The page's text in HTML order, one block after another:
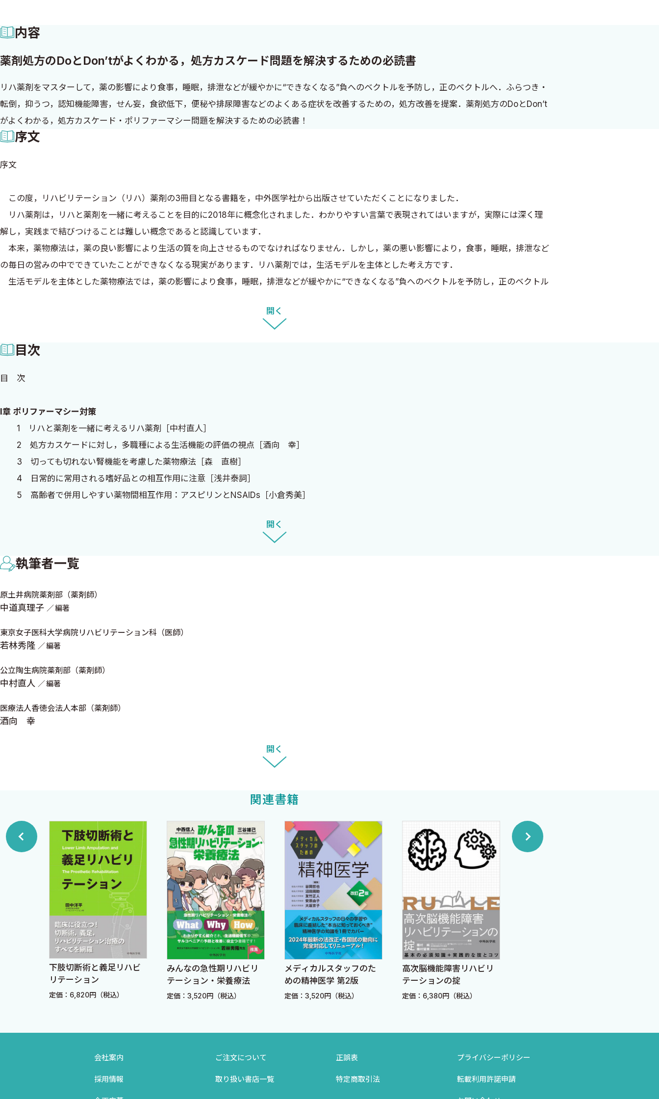
内容
薬剤処方のDoとDon’tがよくわかる，処方カスケード問題を解決するための必読書
リハ薬剤をマスターして，薬の影響により食事，睡眠，排泄などが緩やかに“できなくなる”負へのベクトルを予防し，正のベクトルへ．ふらつき・
転倒，抑うつ，認知機能障害，せん妄，食欲低下，便秘や排尿障害などのよくある症状を改善するための，処方改善を提案．薬剤処方のDoとDon’t
がよくわかる，処方カスケード・ポリファーマシー問題を解決するための必読書！
序文
序文
この度，リハビリテーション（リハ）薬剤の3冊目となる書籍を，中外医学社から出版させていただくことになりました．
リハ薬剤は，リハと薬剤を一緒に考えることを目的に2018年に概念化されました．わかりやすい言葉で表現されてはいますが，実際には深く理
解し，実践まで結びつけることは難しい概念であると認識しています．
本来，薬物療法は，薬の良い影響により生活の質を向上させるものでなければなりません．しかし，薬の悪い影響により，食事，睡眠，排泄など
の毎日の営みの中でできていたことができなくなる現実があります．リハ薬剤では，生活モデルを主体とした考え方です．
生活モデルを主体とした薬物療法では，薬の影響により食事，睡眠，排泄などが緩やかに“できなくなる”負へのベクトルを予防し，正のベクトル
について，わかっていないこと，わかっていることを認識してリハ薬剤を臨床で実践するヒントとなるように企画しました．活動や参加に及ぼす薬
剤の影響は，わかっていないことが多いですが，リハ薬剤を推進する多くの先生方のお知恵を拝借いたしました．リハ薬剤で生活の質を向上させる
薬物療法を実践できることを願っています．
ロナ禍で困難なことが多い中，お引き受けいただいた先生方，書籍を出版できる形までサポートして下さった中外医学社上岡里織様，中畑謙様，
2022年12月30日
中道真理子
開く
目次
目 次
I章 ポリファーマシー対策
1 リハと薬剤を一緒に考えるリハ薬剤［中村直人］
2 処方カスケードに対し，多職種による生活機能の評価の視点［酒向 幸］
3 切っても切れない腎機能を考慮した薬物療法［森 直樹］
4 日常的に常用される嗜好品との相互作用に注意［浅井泰詞］
5 高齢者で併用しやすい薬物間相互作用：アスピリンとNSAIDs［小倉秀美］
7 セルフメディケーションを支援するためのOTCの注意事項［鍋谷伸子］
8 正しい内服のための，正しい薬の取り扱い〜特に介護者に向けて〜［辰巳真穂］
1 リハ科医師の視点：薬剤によるIADL，AADL，QOL，生きがいの低下［若林秀隆］
2 看護師の視点：こまめな情報交換で有害事象の見過ごしを回避する［吉田朱見］
3 管理栄養士の視点：栄養評価の３つの概念を把握し，低栄養回避のために協働する［西岡心大］
4 理学療法士の視点：フレイル発症予防のために，薬による弊害を取り除き社会参加を促す［飯田有輝］
6 言語聴覚士の視点：摂食嚥下のプロからも警鐘，薬剤性摂食嚥下障害の懸念［森 隆志］
8 医療ソーシャルワーカーの視点：背景因子を知り医療から生活へのシフトを支援する［中川美幸］
5 ケアステージ：施設［林田 諭］
【A．ふらつき・転倒】
1 心不全患者でβ遮断薬がふらつき・転倒の被疑薬となる場合も可能な限り継続する［茂木孝裕］
2 ベンゾジアゼピン系抗不安薬は長期投与をできるだけ避ける［牧 宏樹］
3 薬剤性パーキンソニズムへの抗パーキンソン病薬の効果は限定的である［横山敏紀］
4 過活動膀胱への抗コリン薬投与はQOLを重視する［宮崎 徹］
5 フレイル高齢者へのSGLT2阻害薬は年齢，BMI，併用薬によっては中止を検討する［水谷一寿］
6 ビタミンDは欠乏しないように補充を心がける［野口時恵］
7 ビタミンC不足は筋肉減少のリスクとなるが，高用量の補充は推奨しない［中道真理子］
1 高齢者抑うつへの抗うつ薬は効果より副作用のリスクが懸念される［菊池幸助］
2 抑うつへのドパミン作動薬は実用化に至っていない［中道真理子］
3 BPSD・抑うつに漢方薬という選択肢［坂元隆一 竹下 力］
開く
執筆者一覧
原土井病院薬剤部（薬剤師）
中道真理子 編著
東京女子医科大学病院リハビリテーション科（医師）
若林秀隆 編著
公立陶生病院薬剤部（薬剤師）
中村直人 編著
医療法人香徳会法人本部（薬剤師）
酒向 幸
開く
関連書籍
下肢切断術と義足リハビ
リテーション
定価：6,820円（税込）
みんなの急性期リハビリ
テーション・栄養療法
定価：3,520円（税込）
メディカルスタッフのた
めの精神医学 第2版
定価：3,520円（税込）
高次脳機能障害リハビリ
テーションの掟
定価：6,380円（税込）
会社案内
採用情報
ご注文について
取り扱い書店一覧
正誤表
特定商取引法
プライバシーポリシー
転載利用許諾申請